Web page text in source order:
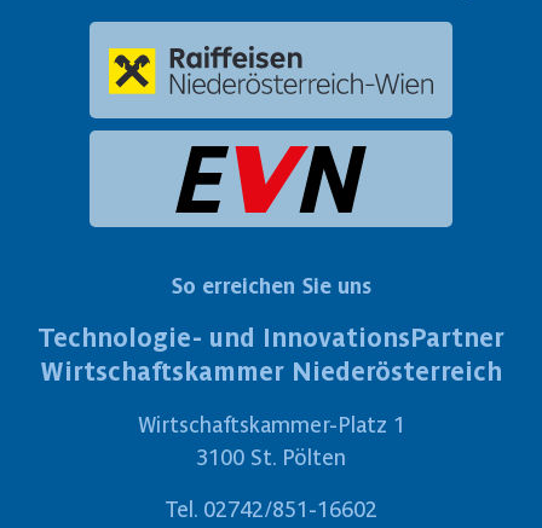
So erreichen Sie uns
Technologie- und InnovationsPartner
Wirtschaftskammer Niederösterreich
Wirtschaftskammer-Platz 1
3100 St. Pölten
Tel. 02742/851-16602